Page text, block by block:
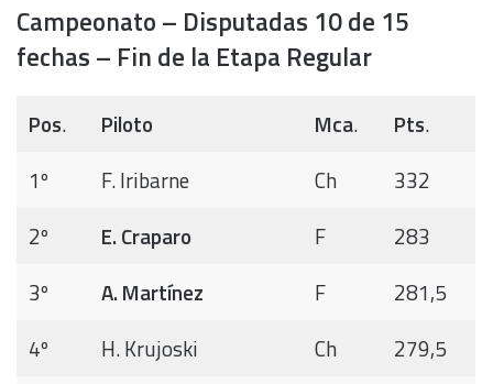
Campeonato – Disputadas 10 de 15
fechas – Fin de la Etapa Regular
Pos. Piloto Mca. Pts.
1º
F. Iribarne Ch
332
2º
E. Craparo F
283
3º
A. Martínez F
281,5
4º
H. Krujoski Ch
279,5